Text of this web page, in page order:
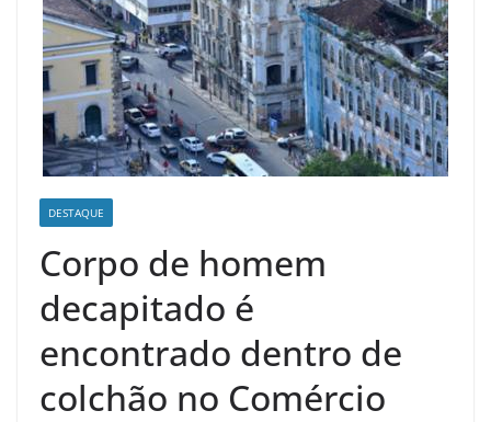
DESTAQUE
Corpo de homem
decapitado é
encontrado dentro de
colchão no Comércio